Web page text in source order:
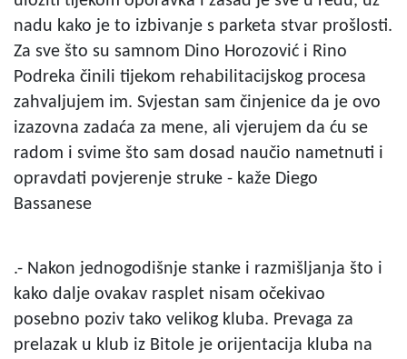
nadu kako je to izbivanje s parketa stvar prošlosti.
Za sve što su samnom Dino Horozović i Rino
Podreka činili tijekom rehabilitacijskog procesa
zahvaljujem im. Svjestan sam činjenice da je ovo
izazovna zadaća za mene, ali vjerujem da ću se
radom i svime što sam dosad naučio nametnuti i
opravdati povjerenje struke - kaže Diego
Bassanese
.- Nakon jednogodišnje stanke i razmišljanja što i
kako dalje ovakav rasplet nisam očekivao
posebno poziv tako velikog kluba. Prevaga za
prelazak u klub iz Bitole je orijentacija kluba na